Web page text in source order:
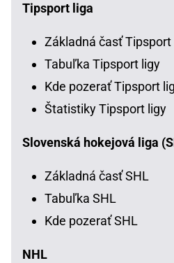
Tipsport liga
Základná časť Tipsport
Tabuľka Tipsport ligy
Kde pozerať Tipsport
Štatistiky Tipsport ligy
Slovenská hokejová liga
Základná časť SHL
Tabuľka SHL
Kde pozerať SHL
NHL